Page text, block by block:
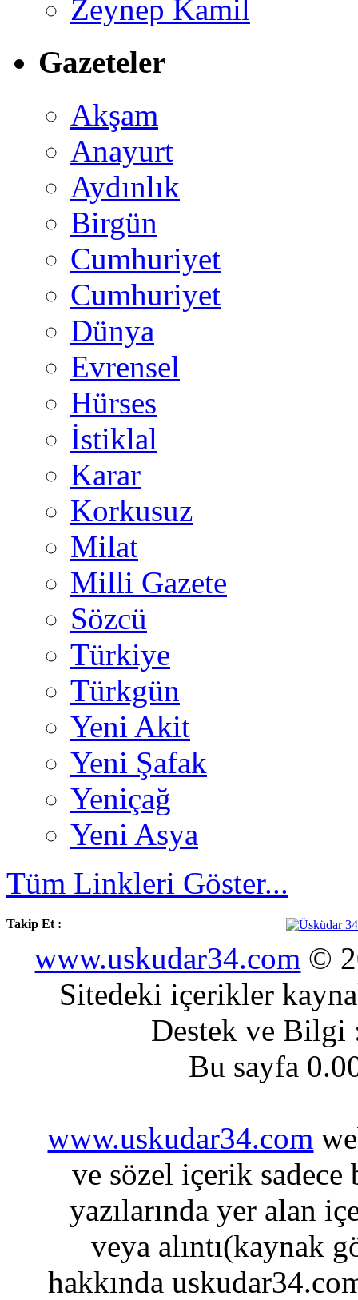
Zeynep Kamil
Gazeteler
Akşam
Anayurt
Aydınlık
Birgün
Cumhuriyet
Cumhuriyet
Dünya
Evrensel
Hürses
İstiklal
Karar
Korkusuz
Milat
Milli Gazete
Sözcü
Türkiye
Türkgün
Yeni Akit
Yeni Şafak
Yeniçağ
Yeni Asya
Tüm Linkleri Göster...
Takip Et :
www.uskudar34.com ©
Sitedeki içerikler
Destek ve
Bu sayfa
www.uskudar34.com
ve sözel içerik sadece
yazılarında yer alan
veya alıntı(kaynak
hakkında